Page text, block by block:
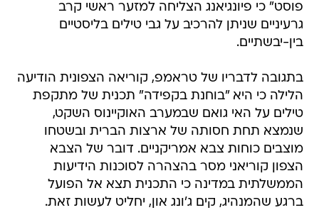
פוסט" כי פיונגיאנג הצליחה למזער ראשי קרב
גרעיניים שניתן להרכיב על גבי טילים בליסטיים
בין-יבשתיים.
בתגובה לדבריו של טראמפ, קוריאה הצפונית הודיעה
הלילה כי היא "בוחנת בקפידה" תכנית של מתקפת
טילים על האי גואם שבמערב האוקיינוס השקט,
שנמצא תחת חסותה של ארצות הברית ובשטחו
מוצבים כוחות צבא אמריקניים. דובר של הצבא
הצפון קוריאני מסר בהצהרה לסוכנות הידיעות
הממשלתית במדינה כי התכנית תצא אל הפועל
ברגע שהמנהיג, קים ג'ונג און, יחליט לעשות זאת.